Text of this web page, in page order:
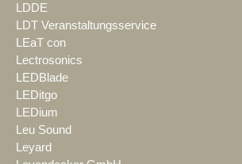
LDDE
LDT Veranstaltungsservice
LEaT con
Lectrosonics
LEDBlade
LEDitgo
LEDium
Leu Sound
Leyard